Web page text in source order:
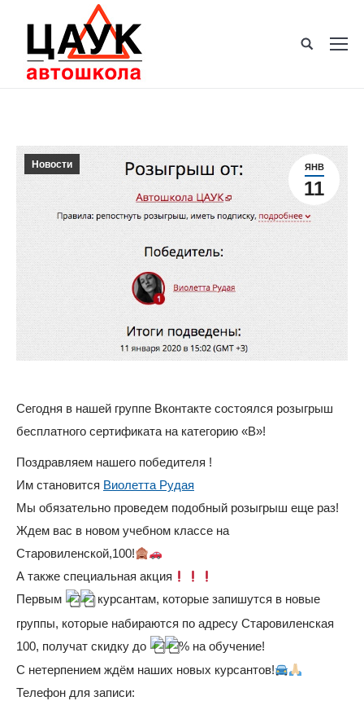
ЯНВ
11
Новости
Сегодня в нашей группе Вконтакте состоялся розыгрыш
бесплатного сертификата на категорию «В»!
Поздравляем нашего победителя !
Им становится Виолетта Рудая
Мы обязательно проведем подобный розыгрыш еще раз!
Ждем вас в новом учебном классе на
Старовиленской,100!
А также специальная акция
Первым
курсантам, которые запишутся в новые
группы, которые набираются по адресу Старовиленская
100, получат скидку до
% на обучение!
С нетерпением ждём наших новых курсантов!
Телефон для записи: